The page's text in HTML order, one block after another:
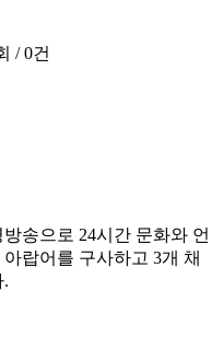
/ 0건
송으로 24시간 문화와 언
랍어를 구사하고 3개 채
.